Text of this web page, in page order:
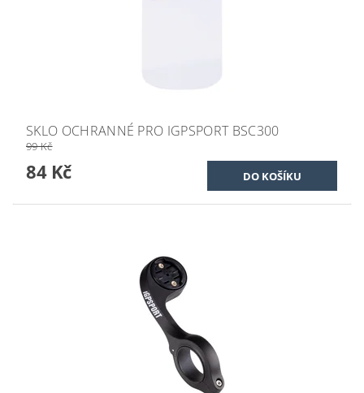
SKLO OCHRANNÉ PRO IGPSPORT BSC300
99 Kč
84 Kč